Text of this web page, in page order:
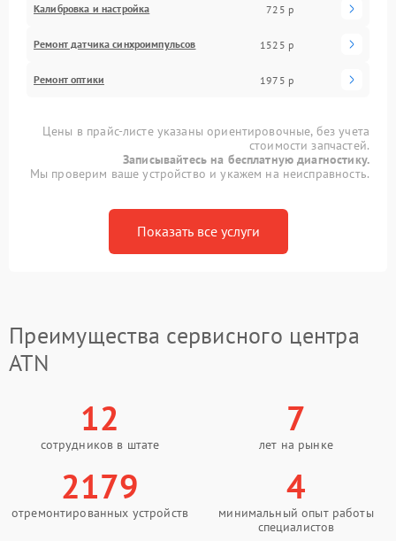
Калибровка и настройка 725 р
Ремонт датчика синхроимпульсов 1525 р
Ремонт оптики 1975 р
Цены в прайс-листе указаны ориентировочные, без учета
стоимости запчастей.
Записывайтесь на бесплатную диагностику.
Мы проверим ваше устройство и укажем на неисправность.
Показать все услуги
Преимущества сервисного центра
ATN
12
сотрудников в штате
7
лет на рынке
2179
отремонтированных устройств
4
минимальный опыт работы
специалистов